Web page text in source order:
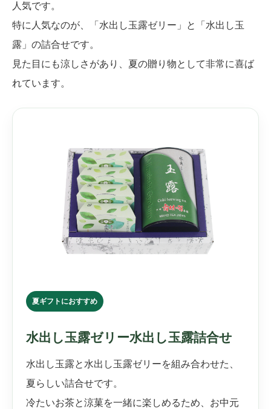
人気です。
特に人気なのが、「水出し玉露ゼリー」と「水出し玉
露」の詰合せです。
見た目にも涼しさがあり、夏の贈り物として非常に喜ば
れています。
夏ギフトにおすすめ
水出し玉露ゼリー水出し玉露詰合せ
水出し玉露と水出し玉露ゼリーを組み合わせた、
夏らしい詰合せです。
冷たいお茶と涼菓を一緒に楽しめるため、お中元